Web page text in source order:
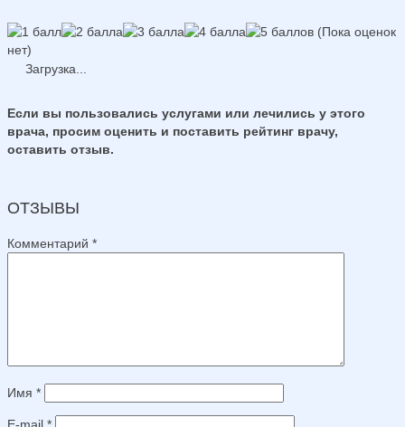
(Пока оценок
нет)
Загрузка...
Если вы пользовались услугами или лечились у этого
врача, просим оценить и поставить рейтинг врачу,
оставить отзыв.
ОТЗЫВЫ
Комментарий *
Имя *